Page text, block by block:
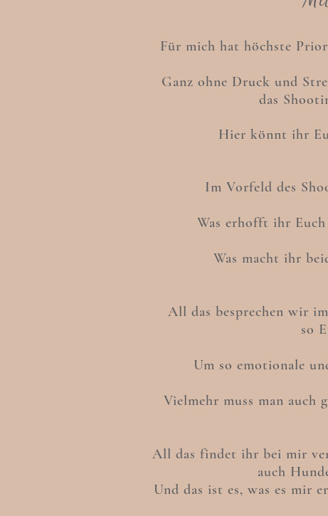
Für mich hat höchste
Ganz ohne Druck und
das
Hier könnt ihr
Im Vorfeld des
Was erhofft ihr
Was macht ihr
All das besprechen wir
so
Um so emotionale
Vielmehr muss man auch
All das findet ihr bei mir
auch
Und das ist es, was es mir